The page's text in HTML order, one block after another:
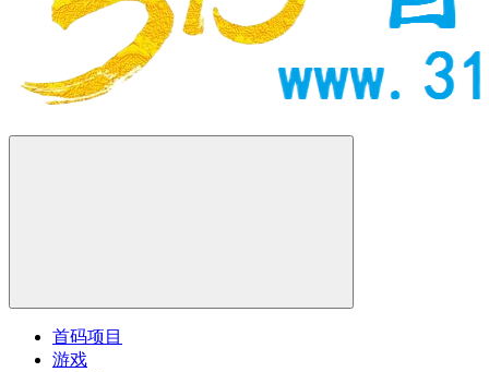
首码项目
游戏